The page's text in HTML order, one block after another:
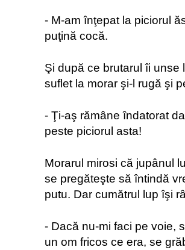
- M-am înţepat la piciorul
puţină cocă.
Şi după ce brutarul îi unse
suflet la morar şi-l rugă şi
- Ţi-aş rămâne îndatorat
peste piciorul asta!
Morarul mirosi că jupânul
se pregăteşte să întindă
putu. Dar cumătrul lup îşi
- Dacă nu-mi faci pe voie,
un om fricos ce era, se